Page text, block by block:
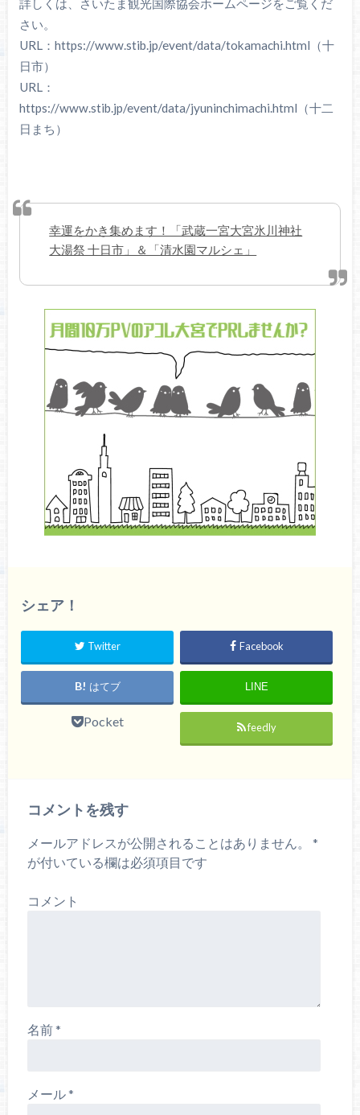
詳しくは、さいたま観光国際協会ホームページをご覧くだ
さい。
URL：​https://www.stib.jp/event/data/tokamachi.html（十
日市）
URL：​
https://www.stib.jp/event/data/jyuninchimachi.html（十二
日まち）
幸運をかき集めます！「武蔵一宮大宮氷川神社
大湯祭 十日市」＆「清水園マルシェ」
シェア！
Twitter Facebook
はてブ LINE
Pocket feedly
コメントを残す
メールアドレスが公開されることはありません。
*
が付いている欄は必須項目です
コメント
名前*
メール*